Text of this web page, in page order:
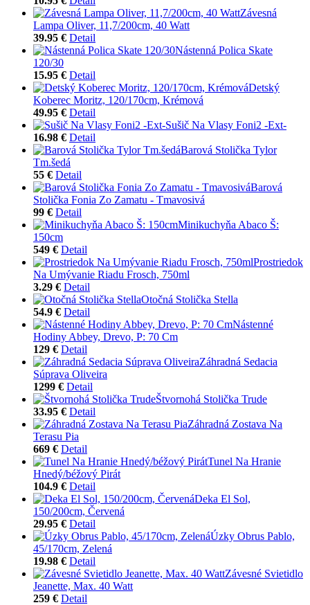
Závesná
Lampa Oliver, 11,7/200cm, 40 Watt
39.95 € Detail
Nástenná Polica Skate
120/30
15.95 € Detail
Detský
Koberec Moritz, 120/170cm, Krémová
49.95 € Detail
Sušič Na Vlasy Foni2 -Ext-
16.98 € Detail
Barová Stolička Tylor
Tm.šedá
55 € Detail
Barová
Stolička Fonia Zo Zamatu - Tmavosivá
99 € Detail
Minikuchyňa Abaco Š:
150cm
549 € Detail
Prostriedok
Na Umývanie Riadu Frosch, 750ml
3.29 € Detail
Otočná Stolička Stella
54.9 € Detail
Nástenné
Hodiny Abbey, Drevo, P: 70 Cm
129 € Detail
Záhradná Sedacia
Súprava Oliveira
1299 € Detail
Štvornohá Stolička Trude
33.95 € Detail
Záhradná Zostava Na
Terasu Pia
669 € Detail
Tunel Na Hranie
Hnedý/béžový Pirát
104.9 € Detail
Deka El Sol,
150/200cm, Červená
29.95 € Detail
Úzky Obrus Pablo,
45/170cm, Zelená
19.98 € Detail
Závesné Svietidlo
Jeanette, Max. 40 Watt
259 € Detail